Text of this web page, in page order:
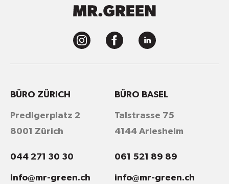
BÜRO ZÜRICH
Predigerplatz 2
8001 Zürich
044 271 30 30
info@mr-green.ch
BÜRO BASEL
Talstrasse 75
4144 Arlesheim
061 521 89 89
info@mr-green.ch